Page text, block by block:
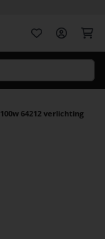
64212 verlichting